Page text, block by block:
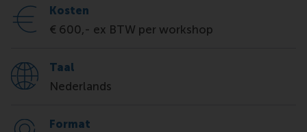
Kosten
€ 600,- ex BTW per workshop
Taal
Nederlands
Format